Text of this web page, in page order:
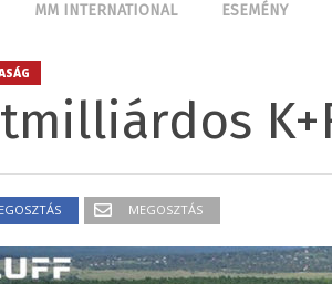
MM INTERNATIONAL ESEMÉNY
MEGOSZTÁS